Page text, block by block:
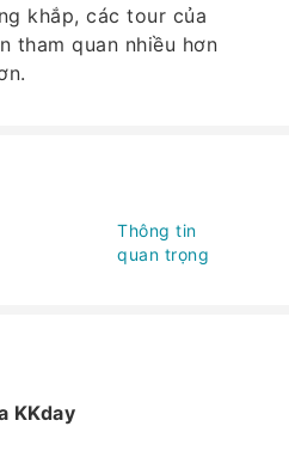
khắp, các tour của
tham quan nhiều hơn
Thông tin
quan trọng
KKday